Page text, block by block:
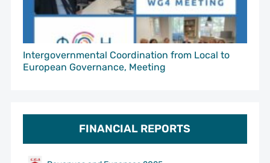
Intergovernmental Coordination from Local to
European Governance, Meeting
FINANCIAL REPORTS